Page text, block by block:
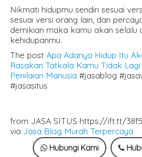
Nikmati hidupmu sendiri sesuai
sesuai versi orang lain, dan
demikian maka kamu akan selalu
kehidupanmu.
The postApa Adanya Hidup Itu
Rasakan Tatkala Kamu Tidak
Penilaian Manusia #jasablog
#jasasitus
from JASA SITUS https://ift.tt/
via Jasa Blog Murah Terpercaya
Hubungi Kami